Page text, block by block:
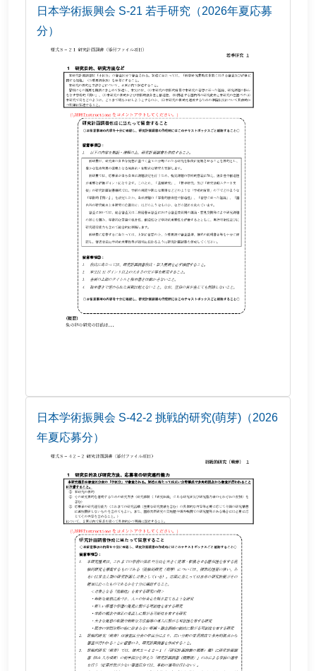
日本学術振興会 S-21 若手研究（2026年夏応募
分）
日本学術振興会 S-42-2 挑戦的研究(萌芽)（2026
年夏応募分）